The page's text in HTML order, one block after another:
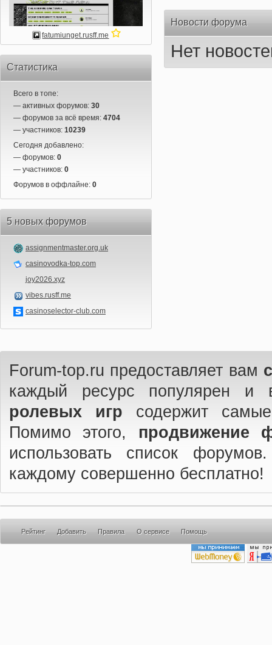
fatumiunget.rusff.me
Статистика
Всего в топе:
— активных форумов: 30
— форумов за всё время: 4704
— участников: 10239
Сегодня добавлено:
— форумов: 0
— участников: 0
Форумов в оффлайне: 0
5 новых форумов
assignmentmaster.org.uk
casinovodka-top.com
joy2026.xyz
vibes.rusff.me
casinoselector-club.com
Новости форума
Нет
Forum-top.ru предоставляет вам
каждый ресурс популярен
ролевых игр содержит
Помимо этого, продвижение
использовать список
каждому совершенно бесплатно!
Рейтинг Добавить Правила О сервисе Помощь